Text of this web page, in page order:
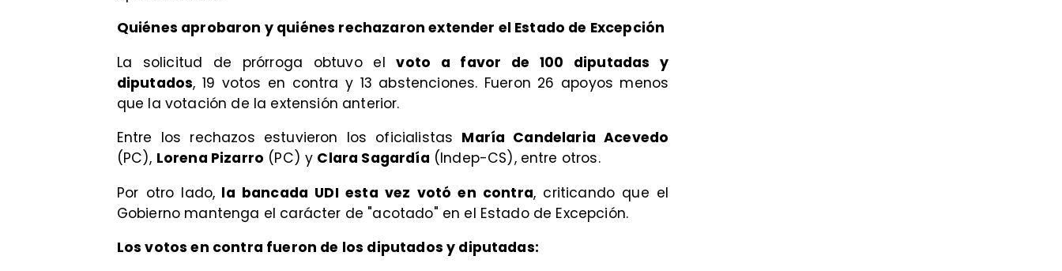
Quiénes aprobaron y quiénes rechazaron extender el Estado de Excepción
La solicitud de prórroga obtuvo elvoto a favor de 100 diputadas y
diputados, 19 votos en contra y 13 abstenciones. Fueron 26 apoyos menos
que la votación de la extensión anterior.
Entre los rechazos estuvieron los oficialistas María Candelaria Acevedo
(PC), Lorena Pizarro (PC) y Clara Sagardía (Indep-CS), entre otros.
Por otro lado, la bancada UDI esta vez votó en contra, criticando que el
Gobierno mantenga el carácter de "acotado" en el Estado de Excepción.
Los votos en contra fueron de los diputados y diputadas: